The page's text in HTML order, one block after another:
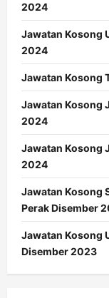
2024
Jawatan Kosong
2024
Jawatan Kosong
Jawatan Kosong
2024
Jawatan Kosong
2024
Jawatan Kosong
Perak Disember
Jawatan Kosong
Disember 2023